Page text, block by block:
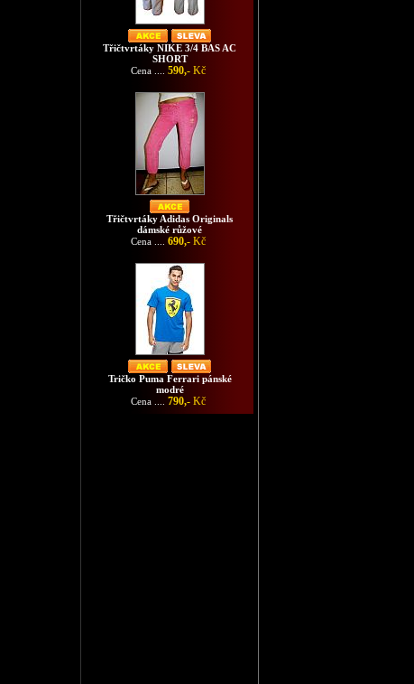
Třičtvrtáky NIKE 3/4 BAS AC
SHORT
Cena .... 590,- Kč
Třičtvrtáky Adidas Originals
dámské růžové
Cena .... 690,- Kč
Tričko Puma Ferrari pánské
modré
Cena .... 790,- Kč